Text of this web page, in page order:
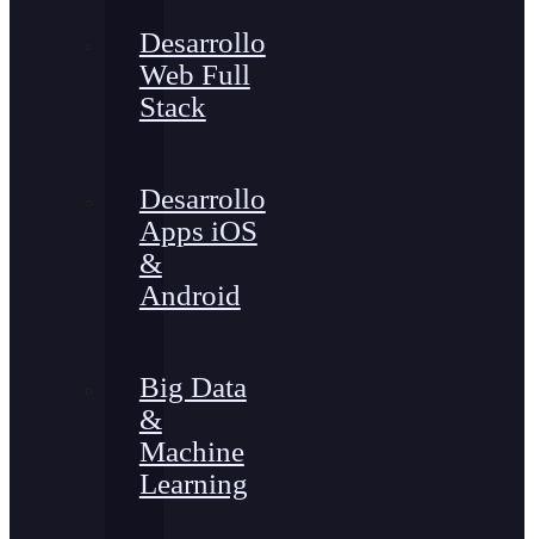
Desarrollo
Web Full
Stack
Desarrollo
Apps iOS
&
Android
Big Data
&
Machine
Learning